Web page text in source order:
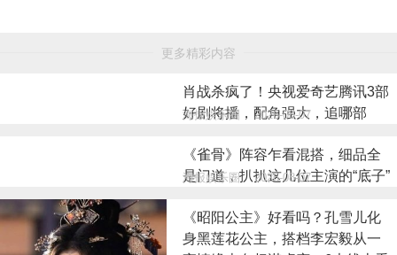
更多精彩内容
肖战杀疯了！央视爱奇艺腾讯3部
好剧将播，配角强大，追哪部
海报娱乐圈 2026-08-07
《雀骨》阵容乍看混搭，细品全
是门道，扒扒这几位主演的“底子”
海报娱乐圈 2026-08-07
《昭阳公主》好看吗？孔雪儿化
身黑莲花公主，搭档李宏毅从一